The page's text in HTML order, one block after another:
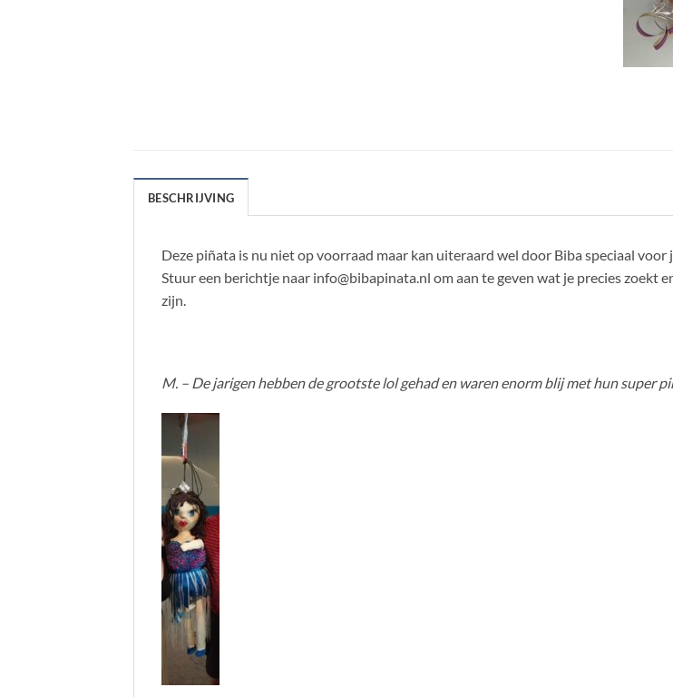
BESCHRIJVING
Deze piñata is nu niet op voorraad maar kan uiteraard wel door Biba speciaal voor
Stuur een berichtje naar info@bibapinata.nl om aan te geven wat je precies zoekt
zijn.
M. – De jarigen hebben de grootste lol gehad en waren enorm blij met hun super